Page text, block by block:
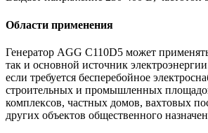
Области применения
Генератор AGG C110D5 может
так и основной источник
если требуется бесперебойное
строительных и промышленных
комплексов, частных домов, вахтовых
других объектов общественного